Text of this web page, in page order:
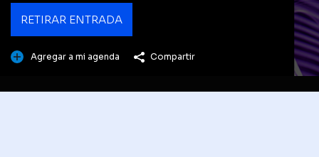
RETIRAR ENTRADA
Agregar a mi agenda Compartir